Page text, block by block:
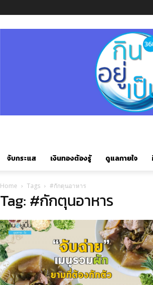
จับกระแส เงินทองต้องรู้ ดูแลกายใจ
Home Tags #กักตุนอาหาร
Tag: #กักตุนอาหาร